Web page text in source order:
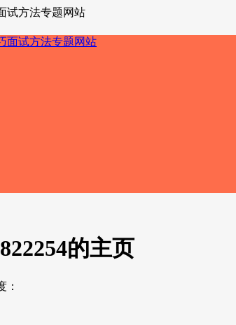
试方法专题网站
的主页
：